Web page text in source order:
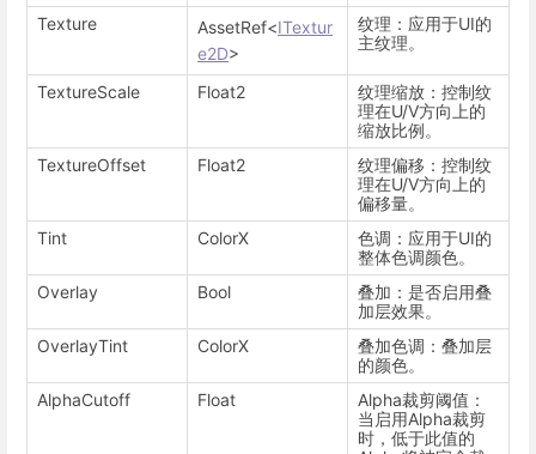
Texture
AssetRef<ITextur
e2D>
纹理：应用于UI的
主纹理。
TextureScale Float2
纹理缩放：控制纹
理在U/V方向上的
缩放比例。
TextureOffset
Float2
纹理偏移：控制纹
理在U/V方向上的
偏移量。
Tint
ColorX
色调：应用于UI的
整体色调颜色。
Overlay
Bool
叠加：是否启用叠
加层效果。
OverlayTint
ColorX
叠加色调：叠加层
的颜色。
AlphaCutoff
Float
Alpha裁剪阈值：
当启用Alpha裁剪
时，低于此值的